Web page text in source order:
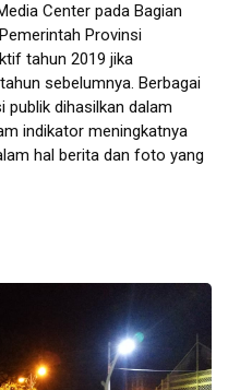
Center pada Bagian
Provinsi
tahun 2019 jika
sebelumnya. Berbagai
dihasilkan dalam
indikator meningkatnya
hal berita dan foto yang